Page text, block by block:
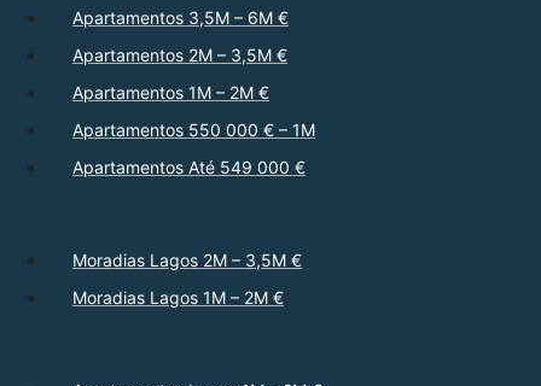
Apartamentos 3,5M – 6M €
Apartamentos 2M – 3,5M €
Apartamentos 1M – 2M €
Apartamentos 550 000 € – 1M
Apartamentos Até 549 000 €
Moradias Lagos 2M – 3,5M €
Moradias Lagos 1M – 2M €